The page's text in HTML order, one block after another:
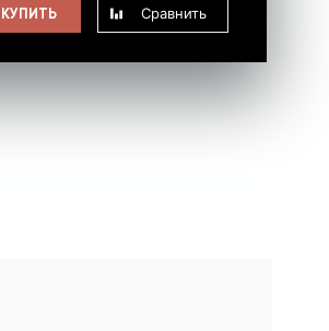
КУПИТЬ Сравнить